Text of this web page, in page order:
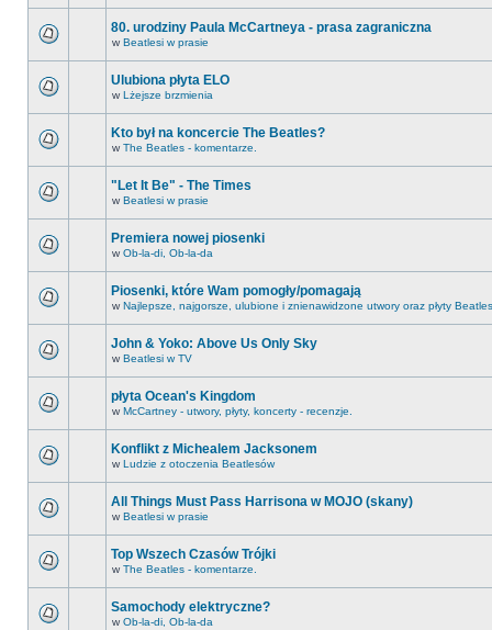
80. urodziny Paula McCartneya - prasa zagraniczna
w Beatlesi w prasie
Ulubiona płyta ELO
w Lżejsze brzmienia
Kto był na koncercie The Beatles?
w The Beatles - komentarze.
"Let It Be" - The Times
w Beatlesi w prasie
Premiera nowej piosenki
w Ob-la-di, Ob-la-da
Piosenki, które Wam pomogły/pomagają
w Najlepsze, najgorsze, ulubione i znienawidzone utwory oraz płyty
John & Yoko: Above Us Only Sky
w Beatlesi w TV
płyta Ocean's Kingdom
w McCartney - utwory, płyty, koncerty - recenzje.
Konflikt z Michealem Jacksonem
w Ludzie z otoczenia Beatlesów
All Things Must Pass Harrisona w MOJO (skany)
w Beatlesi w prasie
Top Wszech Czasów Trójki
w The Beatles - komentarze.
Samochody elektryczne?
w Ob-la-di, Ob-la-da